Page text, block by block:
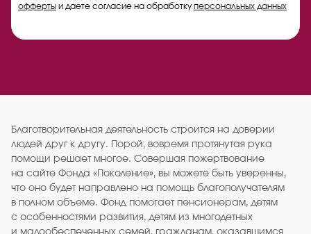
офферты и даете согласие на обработкуперсональных данных
Благотворительная деятельность строится на доверии
людей друг к другу. Порой, вовремя протянутая рука
помощи решает многое. Совершая пожертвование
на сайте Фонда «Поколение», вы можете быть уверенны,
что оно будет направлено на помощь благополучателям
в полном объеме. Фонд помогает пенсионерам, детям
с особенностями развития, детям из многодетных
и малообеспеченных семей, гражданам, оказавшимся